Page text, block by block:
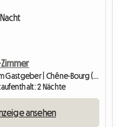
Unterkunft beim Gastgeber | Chêne-Bourg (1225) | 12 M2
2 Nächte
ansehen